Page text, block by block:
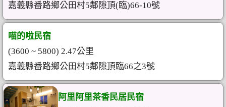
嘉義縣番路鄉公田村5鄰隙頂(臨)66-10號
喵的啦民宿
(3600 ~ 5800) 2.47公里
嘉義縣番路鄉公田村5鄰隙頂臨66之3號
阿里阿里茶香民居民宿